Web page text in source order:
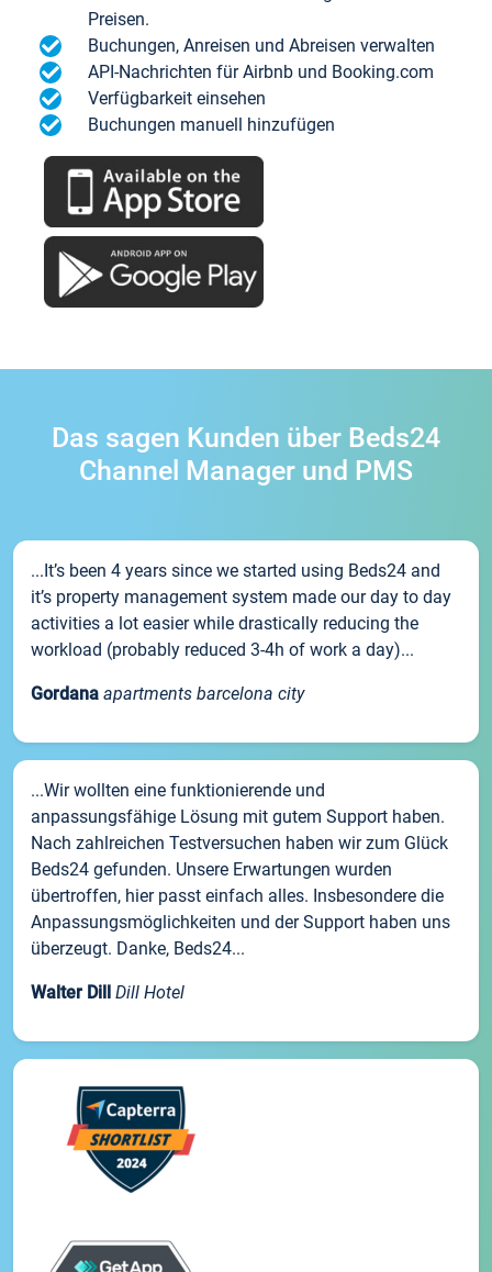
Preisen.
Buchungen, Anreisen und Abreisen verwalten
API-Nachrichten für Airbnb und Booking.com
Verfügbarkeit einsehen
Buchungen manuell hinzufügen
Das sagen Kunden über Beds24
Channel Manager und PMS
...It’s been 4 years since we started using Beds24 and
it’s property management system made our day to day
activities a lot easier while drastically reducing the
workload (probably reduced 3-4h of work a day)...
Gordana apartments barcelona city
...Wir wollten eine funktionierende und
anpassungsfähige Lösung mit gutem Support haben.
Nach zahlreichen Testversuchen haben wir zum Glück
Beds24 gefunden. Unsere Erwartungen wurden
übertroffen, hier passt einfach alles. Insbesondere die
Anpassungsmöglichkeiten und der Support haben uns
überzeugt. Danke, Beds24...
Walter Dill Dill Hotel